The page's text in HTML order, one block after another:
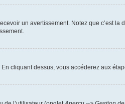
un avertissement. Notez que c’est la
cliquant dessus, vous accéderez aux